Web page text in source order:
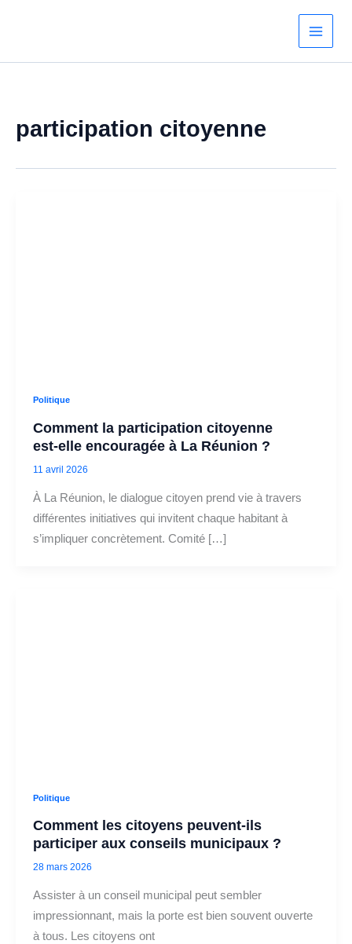
participation citoyenne
Politique
Comment la participation citoyenne
est‑elle encouragée à La Réunion ?
11 avril 2026
À La Réunion, le dialogue citoyen prend vie à travers
différentes initiatives qui invitent chaque habitant à
s’impliquer concrètement. Comité […]
Politique
Comment les citoyens peuvent‑ils
participer aux conseils municipaux ?
28 mars 2026
Assister à un conseil municipal peut sembler
impressionnant, mais la porte est bien souvent ouverte
à tous. Les citoyens ont